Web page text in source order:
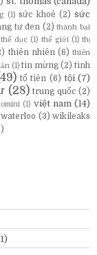
(1) sức khoẻ (2) sức
tư đen (2) thành bại
thể dục (1) thế giới (1) thị
thiên nhiên (6) thiên
(1) tin mừng (2) tình
tổ tiên (6) tội (7)
(28) trung quốc (2)
(1) việt nam (14)
waterloo (3) wikileaks